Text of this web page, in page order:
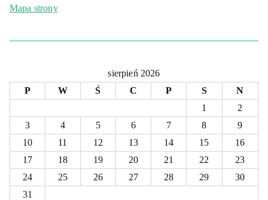
Mapa strony
sierpień 2026
P
W Ś C P S
N
1
2
3
4 5 6 7 8
9
10
11 12 13 14 15
16
17
18 19 20 21 22
23
24
25 26 27 28 29
30
31